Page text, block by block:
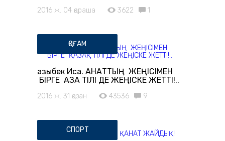
2016 ж. 04 қараша 3622 1
ҚОҒАМ
Қазыбек Иса. ҚАНАТТЫҢ ЖЕҢІСІМЕН
БІРГЕ ҚАЗАҚ ТІЛІ ДЕ ЖЕҢІСКЕ ЖЕТТІ!..
2016 ж. 31 қазан 43536 9
СПОРТ